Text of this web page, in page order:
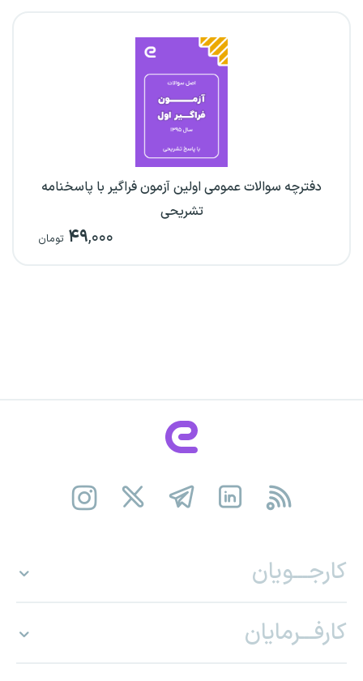
دفترچه سوالات عمومی اولین آزمون فراگیر با پاسخنامه
تشریحی
۴۹,۰۰۰ تومان
کارجـــویان
کارفـــرمایان